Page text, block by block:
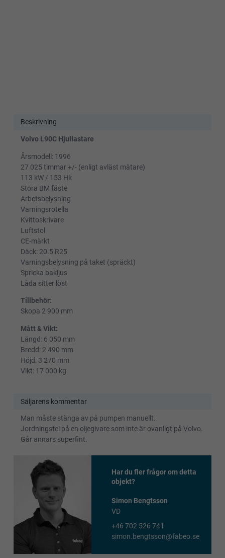
Beskrivning
Volvo L90C Hjullastare
Årsmodell: 1996
27 025 timmar +/- (enligt avläst mätare)
113 kW / 153 Hk
Stora BM fäste
Arbetsbelysning
Varningsrotella
Kvittoskrivare
Luftstol
CE-märkt
Däck: 20.5 R25
Varningsbelysning på taket (spräckt)
Spricka bakljus
Låda sitter löst
Tillbehör:
Skopa 2 900 mm
Mått & Vikt:
Längd: 6 050 mm
Bredd: 2 490 mm
Höjd: 3 270 mm
Vikt: 17 000 kg
Säljarens kommentar
Man måste stänga av på pumpen manuellt.
Jordningsfel på en oljegivare som inte är ovanligt på Volvo.
Går annars superfint.
Har du fler frågor om detta
objekt?
Simon Bengtsson
VD
+46 702 526 741
simon.bengtsson@fabeo.se